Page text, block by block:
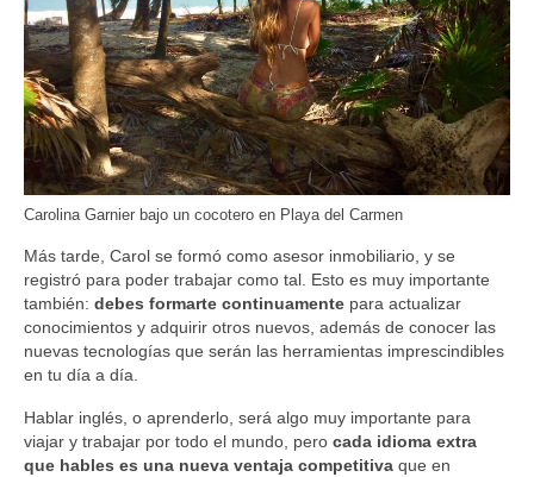
Carolina Garnier bajo un cocotero en Playa del Carmen
Más tarde, Carol se formó como asesor inmobiliario, y se
registró para poder trabajar como tal. Esto es muy importante
también: debes formarte continuamente para actualizar
conocimientos y adquirir otros nuevos, además de conocer las
nuevas tecnologías que serán las herramientas imprescindibles
en tu día a día.
Hablar inglés, o aprenderlo, será algo muy importante para
viajar y trabajar por todo el mundo, pero cada idioma extra
que hables es una nueva ventaja competitiva que en